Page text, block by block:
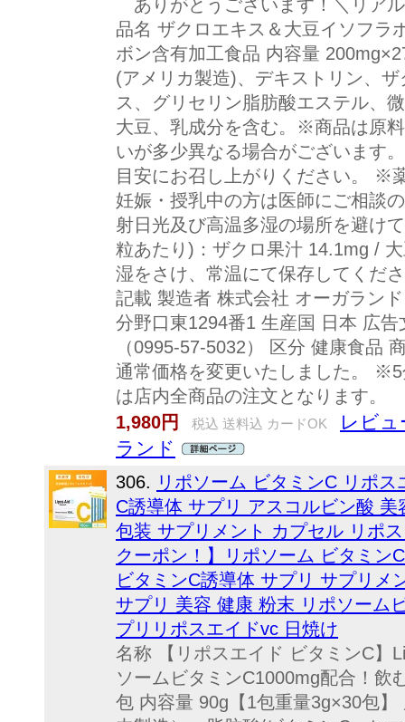
ありがとうございます！＼リア
品名 ザクロエキス＆大豆イソフラ
ボン含有加工食品 内容量
(アメリカ製造)、デキストリン、
ス、グリセリン脂肪酸エステル、
大豆、乳成分を含む。※商品は原
いが多少異なる場合がございます
目安にお召し上がりください。 ※
妊娠・授乳中の方は医師にご相談
射日光及び高温多湿の場所を避け
粒あたり)：ザクロ果汁 14.1mg /
湿をさけ、常温にて保存してくだ
記載 製造者 株式会社 オーガラン
分野口東1294番1 生産国 日本 広
（0995-57-5032） 区分 健康食品
通常価格を変更いたしました。
は店内全商品の注文となります。
1,980円
税込 送料込 カードOK
レビュ
ランド
306. リポソーム ビタミンC リポ
C誘導体 サプリ アスコルビン酸
包装 サプリメント カプセル リポ
クーポン！】リポソーム ビタミン
ビタミンC誘導体 サプリ サプリメ
サプリ 美容 健康 粉末 リポソーム
プリリポスエイドvc 日焼け
名称 【リポスエイド ビタミンC】
ソームビタミンC1000mg配合！飲
包 内容量 90g【1包重量3g×30包